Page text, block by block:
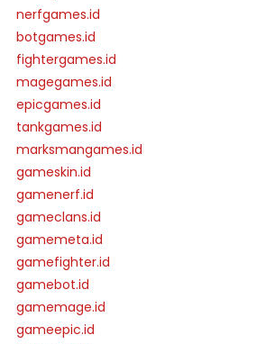
nerfgames.id
botgames.id
fightergames.id
magegames.id
epicgames.id
tankgames.id
marksmangames.id
gameskin.id
gamenerf.id
gameclans.id
gamemeta.id
gamefighter.id
gamebot.id
gamemage.id
gameepic.id